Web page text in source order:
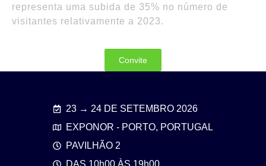
representa uma subida de 35% no número de
visitantes relativamente a 2023.
Convite
23 → 24 DE SETEMBRO 2026
EXPONOR - PORTO, PORTUGAL
PAVILHÃO 2